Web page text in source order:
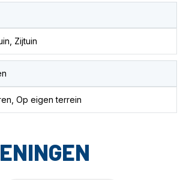
Zijtuin
Op eigen terrein